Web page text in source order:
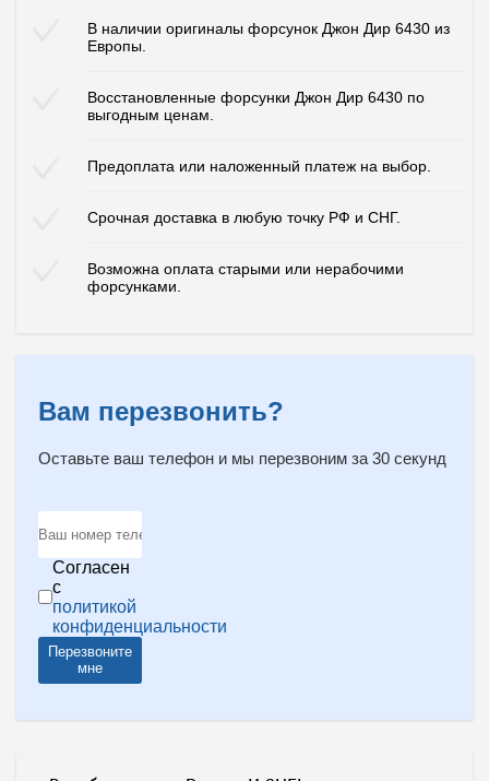
В наличии оригиналы форсунок Джон Дир 6430 из
Европы.
Восстановленные форсунки Джон Дир 6430 по
выгодным ценам.
Предоплата или наложенный платеж на выбор.
Срочная доставка в любую точку РФ и СНГ.
Возможна оплата старыми или нерабочими
форсунками.
Вам перезвонить?
Оставьте ваш телефон и мы перезвоним за 30 секунд
Согласен
с
политикой
конфиденциальности
Перезвоните
мне